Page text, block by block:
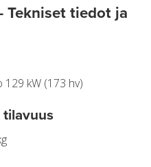
Tekniset tiedot ja
kW (173 hv)
tilavuus